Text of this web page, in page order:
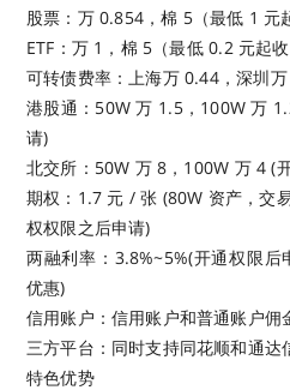
股票：万 0.854，棉 5（最低 1 元
ETF：万 1，棉 5（最低 0.2 元起收
可转债费率：上海万 0.44，深圳万
港股通：50W 万 1.5，100W 万
请)
北交所：50W 万 8，100W 万 4 (
期权：1.7 元 / 张 (80W 资产，交
权权限之后申请)
两融利率：3.8%~5%(开通权限
优惠)
信用账户：信用账户和普通账户佣
三方平台：同时支持同花顺和通达
特色优势